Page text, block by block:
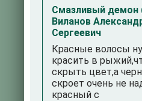
Смазливый демон
Виланов
Сергеевич
Красные волосы
красить в
скрыть цвет,а
скроет очень не
красный с